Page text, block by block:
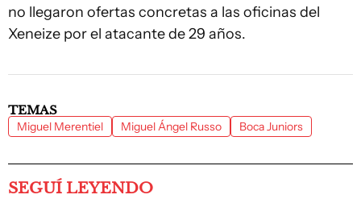
no llegaron ofertas concretas a las oficinas del
Xeneize por el atacante de 29 años.
TEMAS
Miguel Merentiel Miguel Ángel Russo Boca Juniors
SEGUÍ LEYENDO